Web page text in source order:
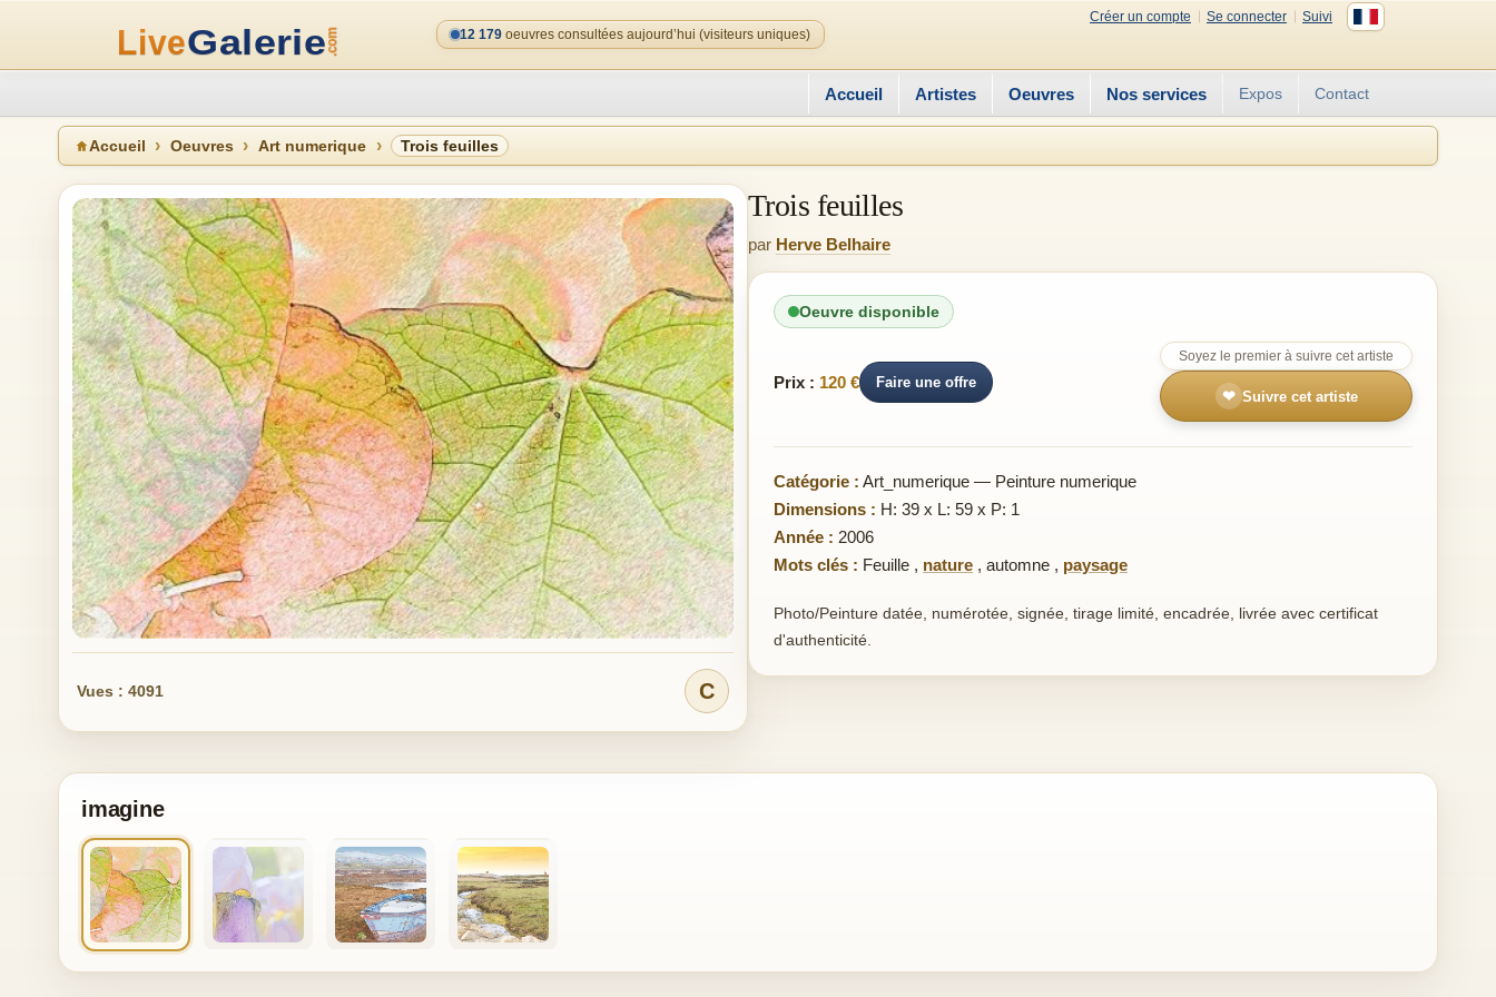
Créer un compte Se connecter
Suivi
12 179 oeuvres consultées aujourd’hui (visiteurs uniques)
Accueil Artistes Oeuvres Nos services Expos Contact
Accueil Oeuvres Art numerique Trois feuilles
Vues : 4091 C
Trois feuilles
par Herve Belhaire
Oeuvre disponible
Prix : 120 € Faire une offre
Soyez le premier à suivre cet artiste
❤ Suivre cet artiste
Catégorie : Art_numerique — Peinture numerique
Dimensions : H: 39 x L: 59 x P: 1
Année : 2006
Mots clés : Feuille , nature , automne , paysage
Photo/Peinture datée, numérotée, signée, tirage limité, encadrée, livrée avec certificat
d'authenticité.
imagine